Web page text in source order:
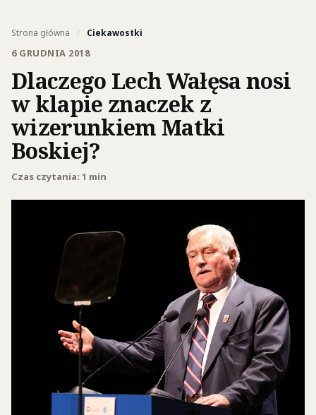
Strona główna / Ciekawostki
6 GRUDNIA 2018
Dlaczego Lech Wałęsa nosi
w klapie znaczek z
wizerunkiem Matki
Boskiej?
Czas czytania: 1 min